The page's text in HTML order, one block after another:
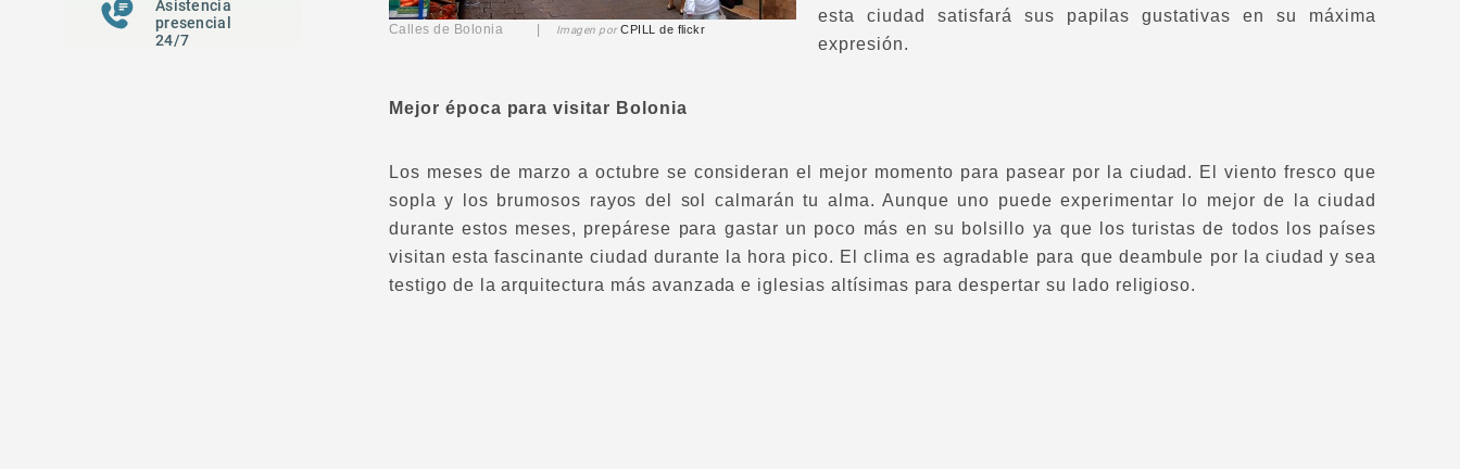
Asistencia
presencial
24/7
Calles de Bolonia | Imagen por CPILL de flickr
esta ciudad satisfará sus papilas gustativas en su máxima
expresión.
Mejor época para visitar Bolonia
Los meses de marzo a octubre se consideran el mejor momento para pasear por la ciudad. El viento fresco que
sopla y los brumosos rayos del sol calmarán tu alma. Aunque uno puede experimentar lo mejor de la ciudad
durante estos meses, prepárese para gastar un poco más en su bolsillo ya que los turistas de todos los países
visitan esta fascinante ciudad durante la hora pico. El clima es agradable para que deambule por la ciudad y sea
testigo de la arquitectura más avanzada e iglesias altísimas para despertar su lado religioso.